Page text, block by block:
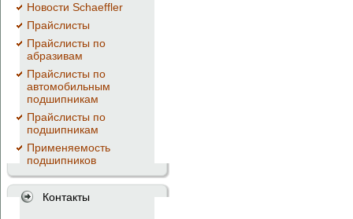
Новости Schaeffler
Прайслисты
Прайслисты по
абразивам
Прайслисты по
автомобильным
подшипникам
Прайслисты по
подшипникам
Применяемость
подшипников
Контакты